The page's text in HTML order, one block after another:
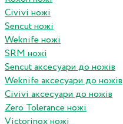
Civivi ножі
Sencut ножі
Weknife ножі
SRM ножі
Sencut аксесуари до ножів
Weknife аксесуари до ножів
Civivi аксесуари до ножів
Zero Tolerance ножі